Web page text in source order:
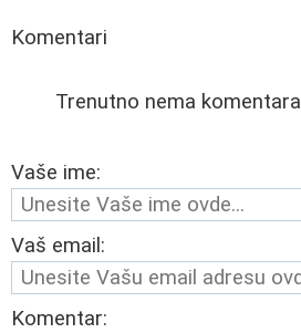
Komentari
Trenutno nema
Vaše ime:
Vaš email:
Komentar: